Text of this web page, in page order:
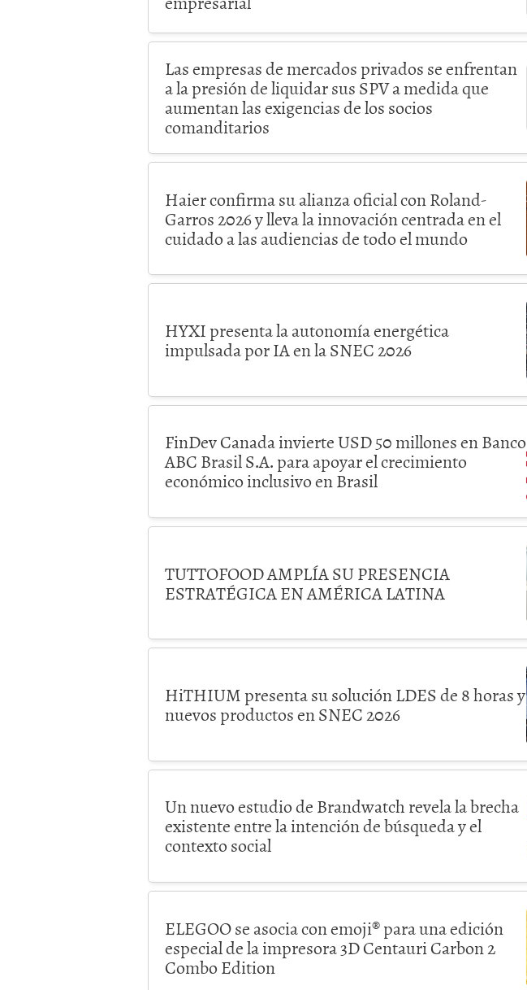
Las empresas de mercados privados se enfrentan
a la presión de liquidar sus SPV a medida que
aumentan las exigencias de los socios
comanditarios
Haier confirma su alianza oficial con Roland-
Garros 2026 y lleva la innovación centrada en el
cuidado a las audiencias de todo el mundo
HYXI presenta la autonomía energética
impulsada por IA en la SNEC 2026
FinDev Canada invierte USD 50 millones en Banco
ABC Brasil S.A. para apoyar el crecimiento
económico inclusivo en Brasil
TUTTOFOOD AMPLÍA SU PRESENCIA
ESTRATÉGICA EN AMÉRICA LATINA
HiTHIUM presenta su solución LDES de 8 horas y
nuevos productos en SNEC 2026
Un nuevo estudio de Brandwatch revela la brecha
existente entre la intención de búsqueda y el
contexto social
ELEGOO se asocia con emoji® para una edición
especial de la impresora 3D Centauri Carbon 2
Combo Edition